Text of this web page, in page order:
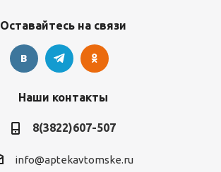
Оставайтесь на связи
Наши контакты
8(3822)607-507
info@aptekavtomske.ru